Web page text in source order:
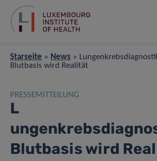
Starseite » News »
Blutbasis wird Realität
PRESSEMITTEILUNG
L
Blutbasis wird